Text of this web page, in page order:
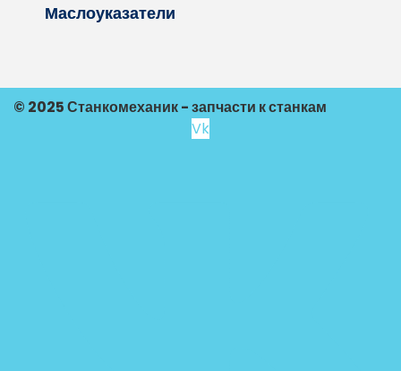
Маслоуказатели
© 2025 Станкомеханик - запчасти к станкам
Vk